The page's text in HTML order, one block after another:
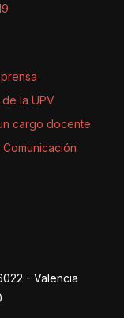
la UPV
cargo docente
- Valencia